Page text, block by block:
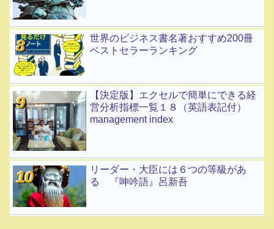
世界のビジネス書名著おすすめ200冊
ベストセラーランキング
【決定版】エクセルで簡単にできる経
営分析指標一覧１８（英語表記付）
management index
リーダー・大臣には６つの等級があ
る 『呻吟語』呂新吾